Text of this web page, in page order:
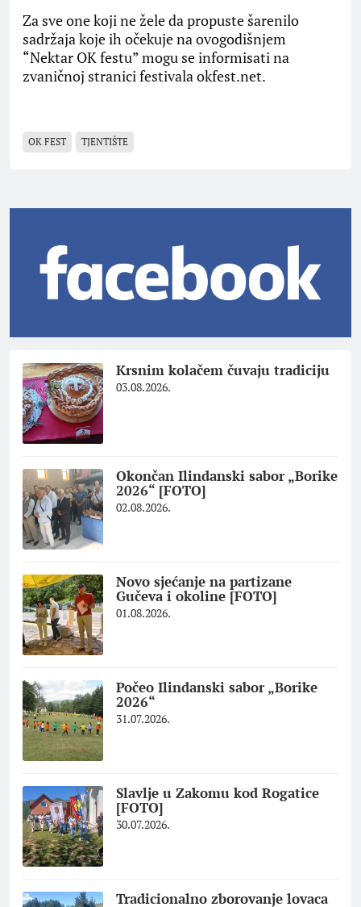
Za sve one koji ne žele da propuste šarenilo
sadržaja koje ih očekuje na ovogodišnjem
“Nektar OK festu” mogu se informisati na
zvaničnoj stranici festivala okfest.net.
OK FEST TJENTIŠTE
Krsnim kolačem čuvaju tradiciju
03.08.2026.
Okončan Ilindanski sabor „Borike
2026“ [FOTO]
02.08.2026.
Novo sjećanje na partizane
Gučeva i okoline [FOTO]
01.08.2026.
Počeo Ilindanski sabor „Borike
2026“
31.07.2026.
Slavlje u Zakomu kod Rogatice
[FOTO]
30.07.2026.
Tradicionalno zborovanje lovaca